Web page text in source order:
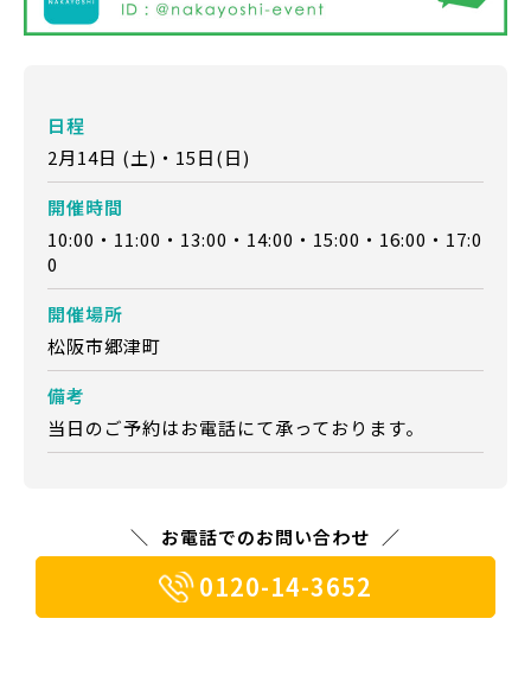
日程
2月14日 (土)・15日(日)
開催時間
10:00・11:00・13:00・14:00・15:00・16:00・17:0
0
開催場所
松阪市郷津町
備考
当日のご予約はお電話にて承っております。
お電話でのお問い合わせ
0120-14-3652